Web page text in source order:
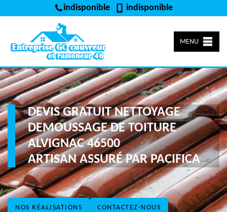
indisponible indisponible
MENU
NOS RÉALISATIONS CONTACTEZ-NOUS
DEVIS GRATUIT NETTOYAGE
DEMOUSSAGE DE TOITURE
ALVIGNAC 46500
ARTISAN ASSURÉ PAR PACIFICA